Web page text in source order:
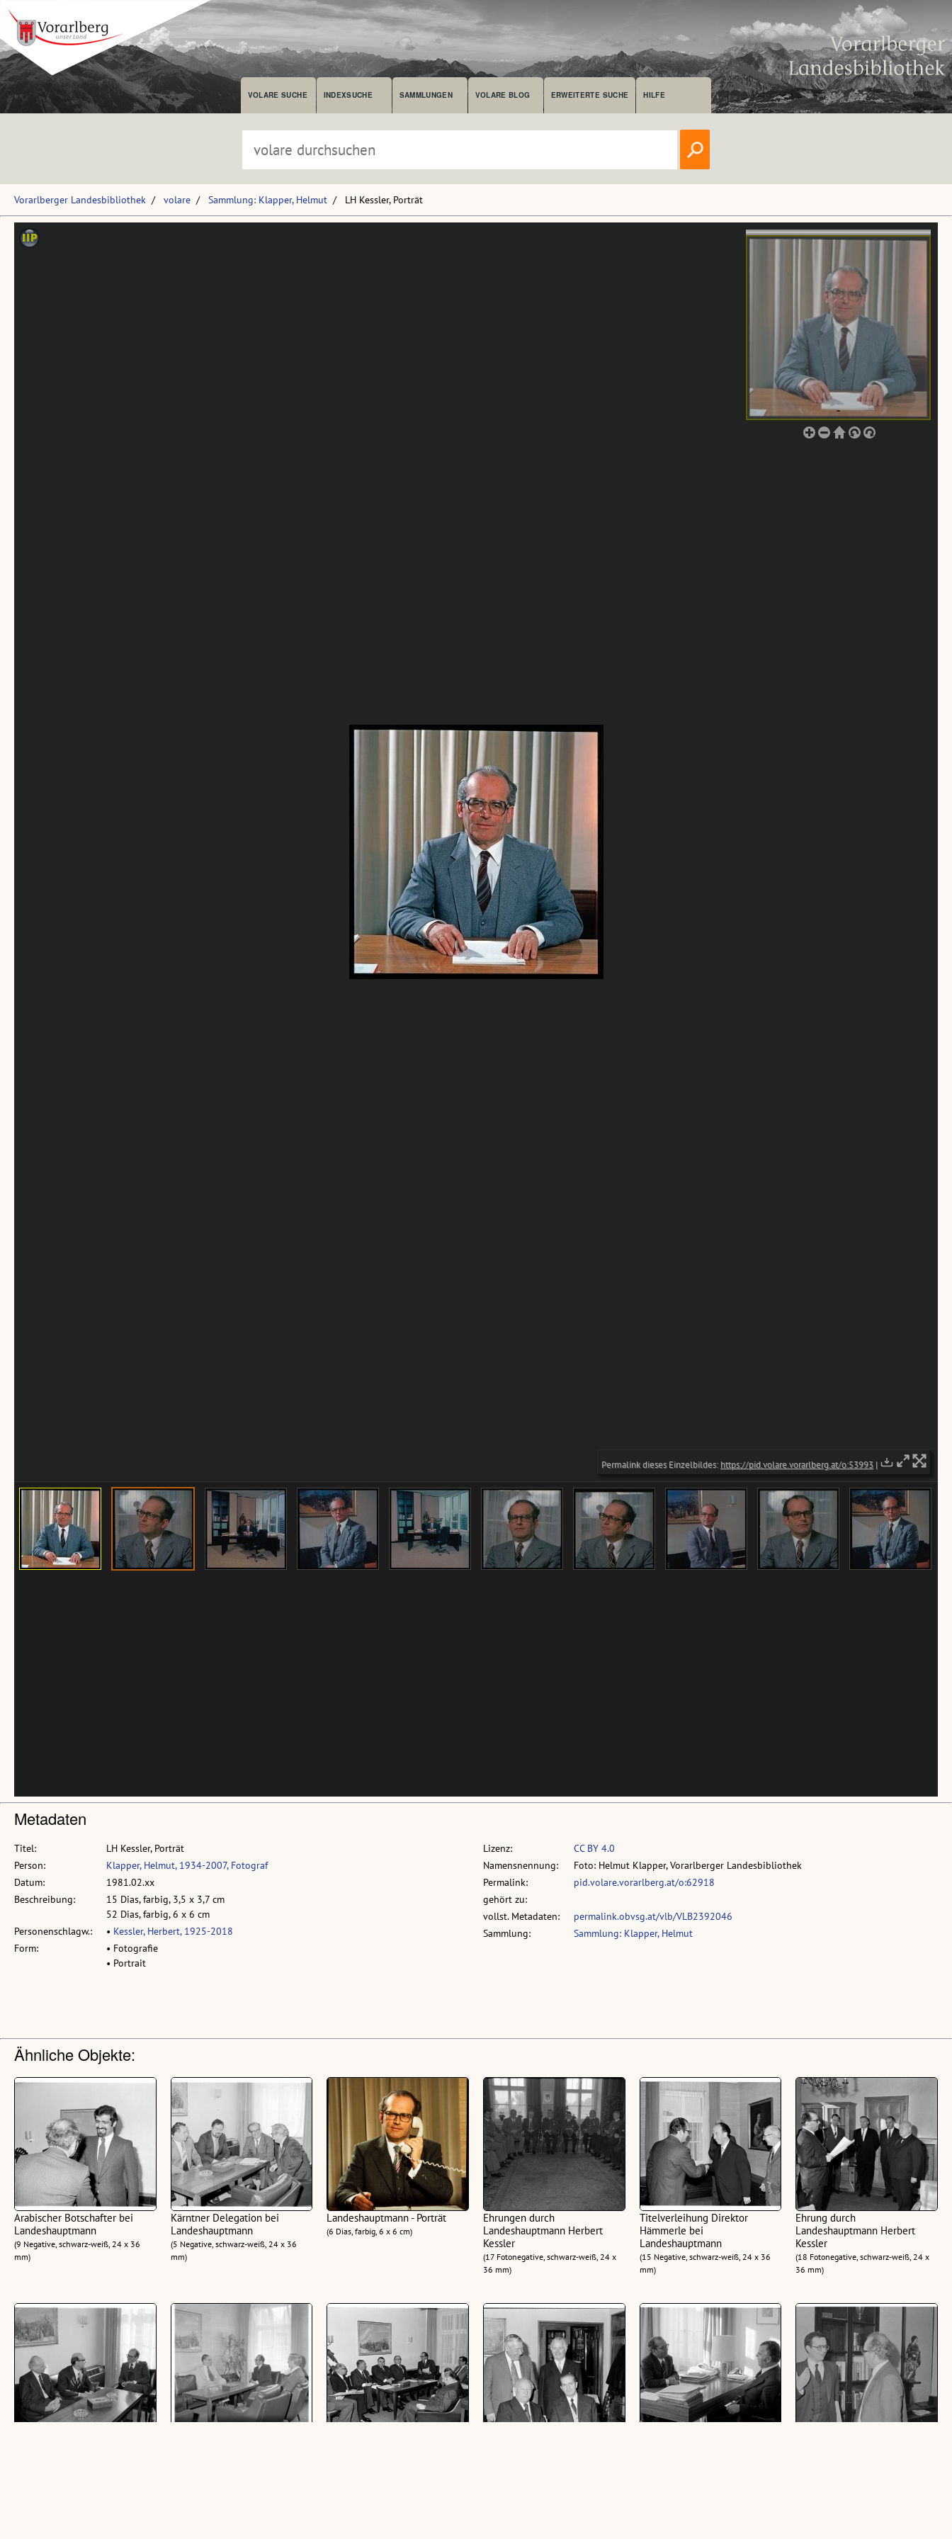
VOLARE SUCHE INDEXSUCHE SAMMLUNGEN VOLARE BLOG ERWEITERTE SUCHE HILFE
Vorarlberger Landesbibliothek volare Sammlung: Klapper, Helmut LH Kessler, Porträt
Metadaten
Titel:
LH Kessler, Porträt
Person:
Klapper, Helmut, 1934-2007, Fotograf
Datum:
1981.02.xx
Beschreibung:
15 Dias, farbig, 3,5 x 3,7 cm
52 Dias, farbig, 6 x 6 cm
Personenschlagw.:
• Kessler, Herbert, 1925-2018
Form:
• Fotografie
• Portrait
Lizenz:
CC BY 4.0
Namensnennung:
Foto: Helmut Klapper, Vorarlberger Landesbibliothek
Permalink:
pid.volare.vorarlberg.at/o:62918
gehört zu:
vollst. Metadaten:
permalink.obvsg.at/vlb/VLB2392046
Sammlung:
Sammlung: Klapper, Helmut
Ähnliche Objekte:
Arabischer Botschafter bei
Landeshauptmann
(9 Negative, schwarz-weiß, 24 x 36
mm)
Kärntner Delegation bei
Landeshauptmann
(5 Negative, schwarz-weiß, 24 x 36
mm)
Landeshauptmann - Porträt
(6 Dias, farbig, 6 x 6 cm)
Ehrungen durch
Landeshauptmann Herbert
Kessler
(17 Fotonegative, schwarz-weiß, 24 x
36 mm)
Titelverleihung Direktor
Hämmerle bei
Landeshauptmann
(15 Negative, schwarz-weiß, 24 x 36
mm)
Ehrung durch
Landeshauptmann Herbert
Kessler
(18 Fotonegative, schwarz-weiß, 24 x
36 mm)